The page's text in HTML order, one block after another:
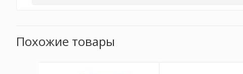
Похожие товары